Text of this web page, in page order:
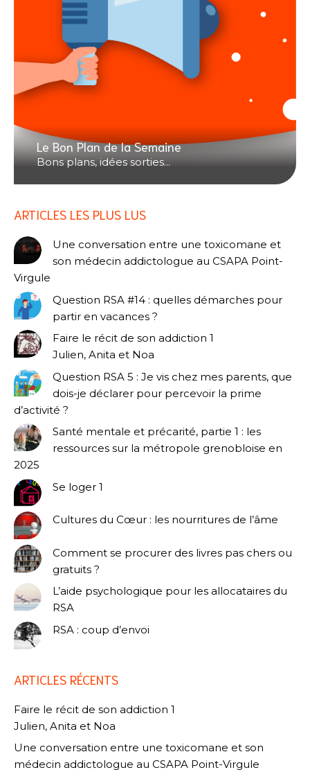
Le Bon Plan de la Semaine
Bons plans, idées sorties...
ARTICLES LES PLUS LUS
Une conversation entre une toxicomane et
son médecin addictologue au CSAPA Point-
Virgule
Question RSA #14 : quelles démarches pour
partir en vacances ?
Faire le récit de son addiction 1
Julien, Anita et Noa
Question RSA 5 : Je vis chez mes parents, que
dois-je déclarer pour percevoir la prime
d’activité ?
Santé mentale et précarité, partie 1 : les
ressources sur la métropole grenobloise en
2025
Se loger 1
Cultures du Cœur : les nourritures de l’âme
Comment se procurer des livres pas chers ou
gratuits ?
L’aide psychologique pour les allocataires du
RSA
RSA : coup d’envoi
ARTICLES RÉCENTS
Faire le récit de son addiction 1
Julien, Anita et Noa
Une conversation entre une toxicomane et son
médecin addictologue au CSAPA Point-Virgule